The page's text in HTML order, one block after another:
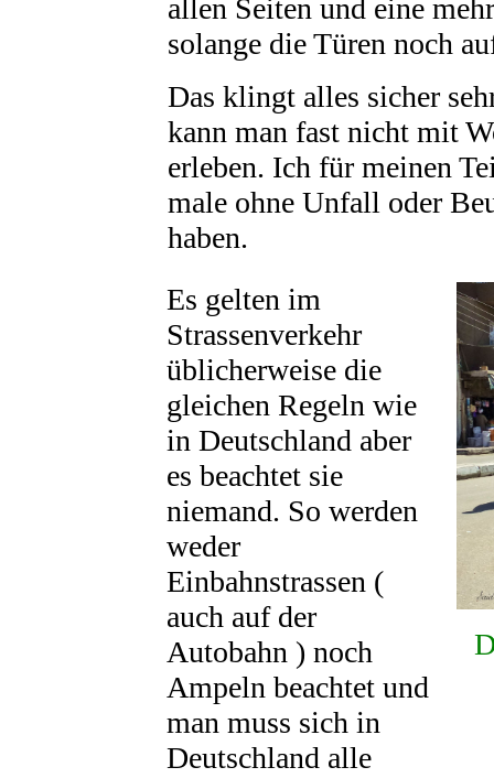
allen Seiten und eine
solange die Türen noch
Das klingt alles sicher
kann man fast nicht mit
erleben. Ich für meinen
male ohne Unfall oder
haben.
Es gelten im
Strassenverkehr
üblicherweise die
gleichen Regeln wie
in Deutschland aber
es beachtet sie
niemand. So werden
weder
Einbahnstrassen (
auch auf der
Autobahn ) noch
Ampeln beachtet und
man muss sich in
Deutschland alle